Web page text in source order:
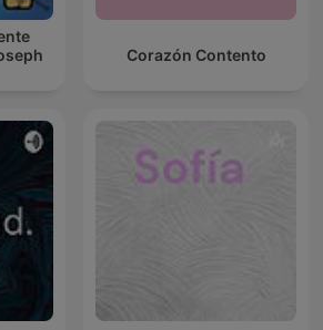
Corazón Contento